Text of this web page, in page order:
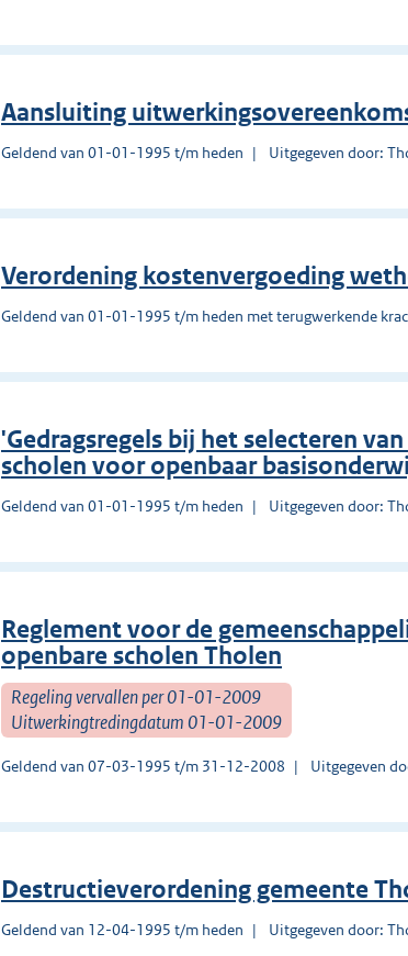
Aansluiting
Geldend van 01-01-1995 t/m heden Uitgegeven door:
Verordening kostenvergoeding
Geldend van 01-01-1995 t/m heden met terugwerkende
'Gedragsregels bij het selecteren
scholen voor openbaar
Geldend van 01-01-1995 t/m heden Uitgegeven door:
Reglement voor de
openbare scholen Tholen
Regeling vervallen per 01-01-2009
Uitwerkingtredingdatum 01-01-2009
Geldend van 07-03-1995 t/m 31-12-2008 Uitgegeven
Destructieverordening gemeente
Geldend van 12-04-1995 t/m heden Uitgegeven door: